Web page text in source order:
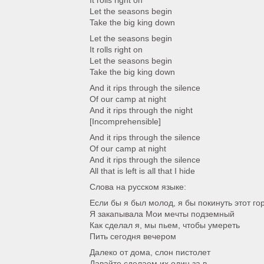
Let the seasons begin
Take the big king down
Let the seasons begin
It rolls right on
Let the seasons begin
Take the big king down
And it rips through the silence
Of our camp at night
And it rips through the night
[Incomprehensible]
And it rips through the silence
Of our camp at night
And it rips through the silence
All that is left is all that I hide
Слова на русском языке:
Если бы я был молод, я бы покинуть этот
Я закапывала Мои мечты подземный
Как сделал я, мы пьем, чтобы умереть
Пить сегодня вечером
Далеко от дома, слон пистолет